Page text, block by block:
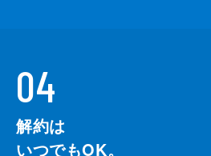
04
解約は
いつでもOK。